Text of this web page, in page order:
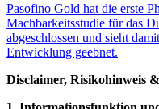
Pasofino Gold hat die erste
Machbarkeitsstudie für das
abgeschlossen und sieht
Entwicklung geebnet.
Disclaimer, Risikohinweis